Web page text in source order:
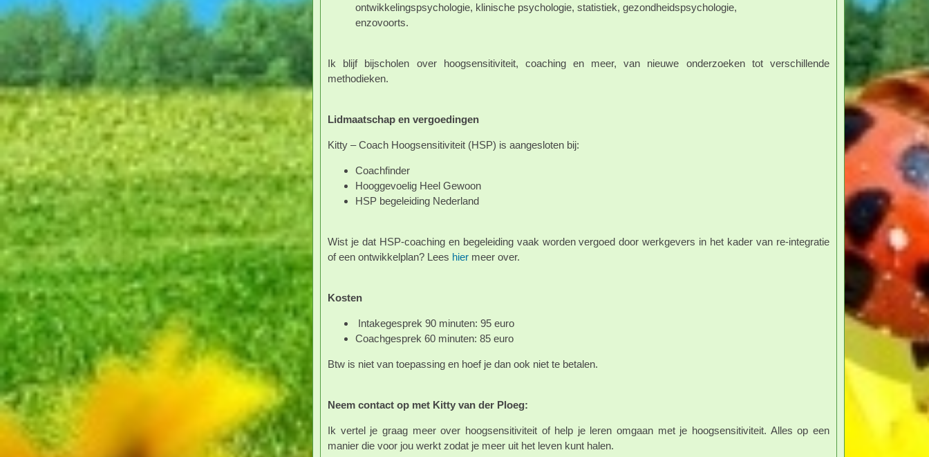
ontwikkelingspsychologie, klinische psychologie, statistiek, gezondheidspsychologie,
enzovoorts.
Ik blijf bijscholen over hoogsensitiviteit, coaching en meer, van nieuwe onderzoeken tot verschillende
methodieken.
Lidmaatschap en vergoedingen
Kitty – Coach Hoogsensitiviteit (HSP) is aangesloten bij:
Coachfinder
Hooggevoelig Heel Gewoon
HSP begeleiding Nederland
Wist je dat HSP-coaching en begeleiding vaak worden vergoed door werkgevers in het kader van re-integratie
of een ontwikkelplan? Lees hier meer over.
Kosten
Intakegesprek 90 minuten: 95 euro
Coachgesprek 60 minuten: 85 euro
Btw is niet van toepassing en hoef je dan ook niet te betalen.
Neem contact op met Kitty van der Ploeg:
Ik vertel je graag meer over hoogsensitiviteit of help je leren omgaan met je hoogsensitiviteit. Alles op een
manier die voor jou werkt zodat je meer uit het leven kunt halen.